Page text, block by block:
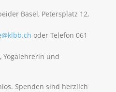
Basel, Petersplatz 12,
oder Telefon 061
Yogalehrerin und
Spenden sind herzlich